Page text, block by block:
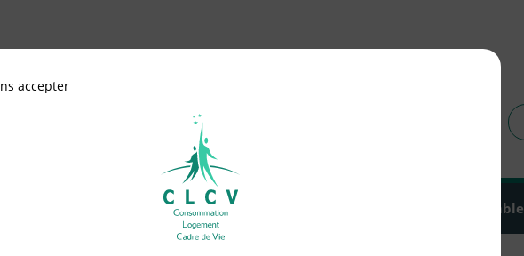
de défense des consommateurs et usagers
Environnement / Santé Agir ensemble
accepter